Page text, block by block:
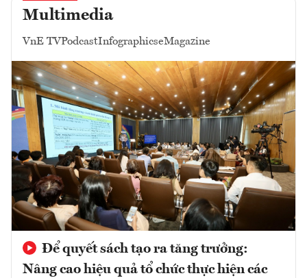
Multimedia
VnE TVPodcastInfographicseMagazine
Để quyết sách tạo ra tăng trưởng:
Nâng cao hiệu quả tổ chức thực hiện các